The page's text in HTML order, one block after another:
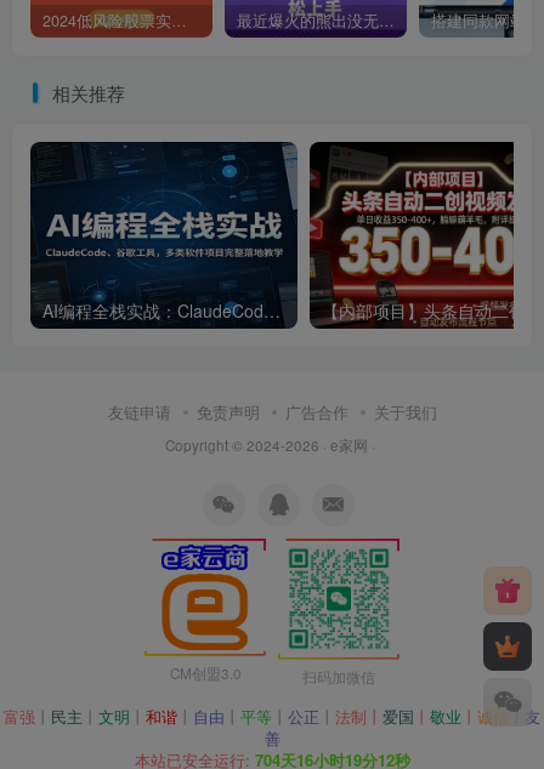
2024低风险股票实操营：投资哲学/投资原理/股票估值/构建组合/仓位控制 最近爆火的熊出没无人直播，轻松日入2000+，全新首发防版权违规方法【揭秘】
相关推荐
AI编程全栈实战：ClaudeCode、谷歌工具，多类软件项目完整落地教学
友链申请 免责声明 广告合作 关于我们
Copyright © 2024-2026 · e家网 ·
CM创盟3.0 扫码加微信
富强 丨 民主 丨 文明 丨 和谐 丨 自由 丨 平等 丨 公正 丨 法制丨 爱国 丨 敬业 丨 诚信丨 友
善
本站已安全运行: 704天16小时19分12秒